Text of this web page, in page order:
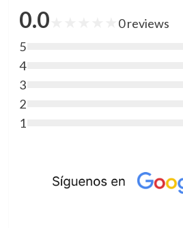
0.0 0 reviews
5
4
3
2
1